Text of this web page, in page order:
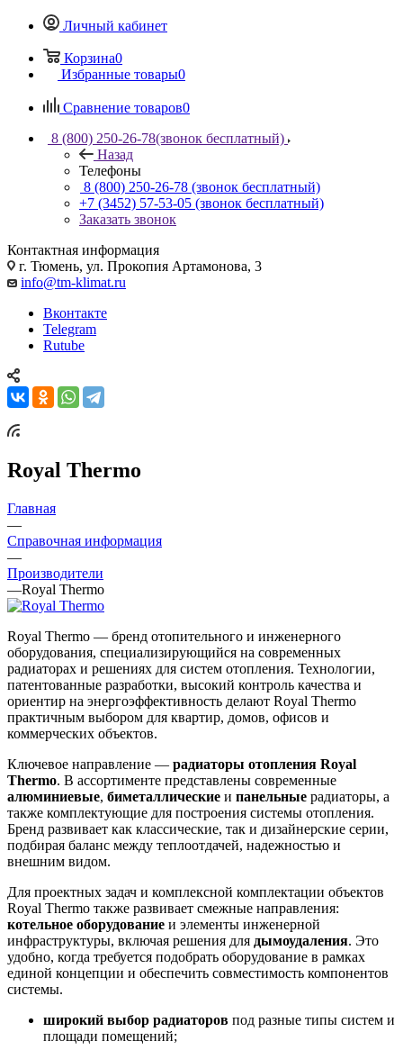
Личный кабинет
Корзина0
Избранные товары0
Сравнение товаров0
8 (800) 250-26-78(звонок бесплатный)
Назад
Телефоны
8 (800) 250-26-78 (звонок бесплатный)
+7 (3452) 57-53-05 (звонок бесплатный)
Заказать звонок
Контактная информация
г. Тюмень, ул. Прокопия Артамонова, 3
info@tm-klimat.ru
Вконтакте
Telegram
Rutube
Royal Thermo
Главная
—
Справочная информация
—
Производители
—Royal Thermo
Royal Thermo — бренд отопительного и инженерного
оборудования, специализирующийся на современных
радиаторах и решениях для систем отопления. Технологии,
патентованные разработки, высокий контроль качества и
ориентир на энергоэффективность делают Royal Thermo
практичным выбором для квартир, домов, офисов и
коммерческих объектов.
Ключевое направление — радиаторы отопления Royal
Thermo. В ассортименте представлены современные
алюминиевые, биметаллические и панельные радиаторы, а
также комплектующие для построения системы отопления.
Бренд развивает как классические, так и дизайнерские серии,
подбирая баланс между теплоотдачей, надежностью и
внешним видом.
Для проектных задач и комплексной комплектации объектов
Royal Thermo также развивает смежные направления:
котельное оборудование и элементы инженерной
инфраструктуры, включая решения для дымоудаления. Это
удобно, когда требуется подобрать оборудование в рамках
единой концепции и обеспечить совместимость компонентов
системы.
широкий выбор радиаторов под разные типы систем и
площади помещений;